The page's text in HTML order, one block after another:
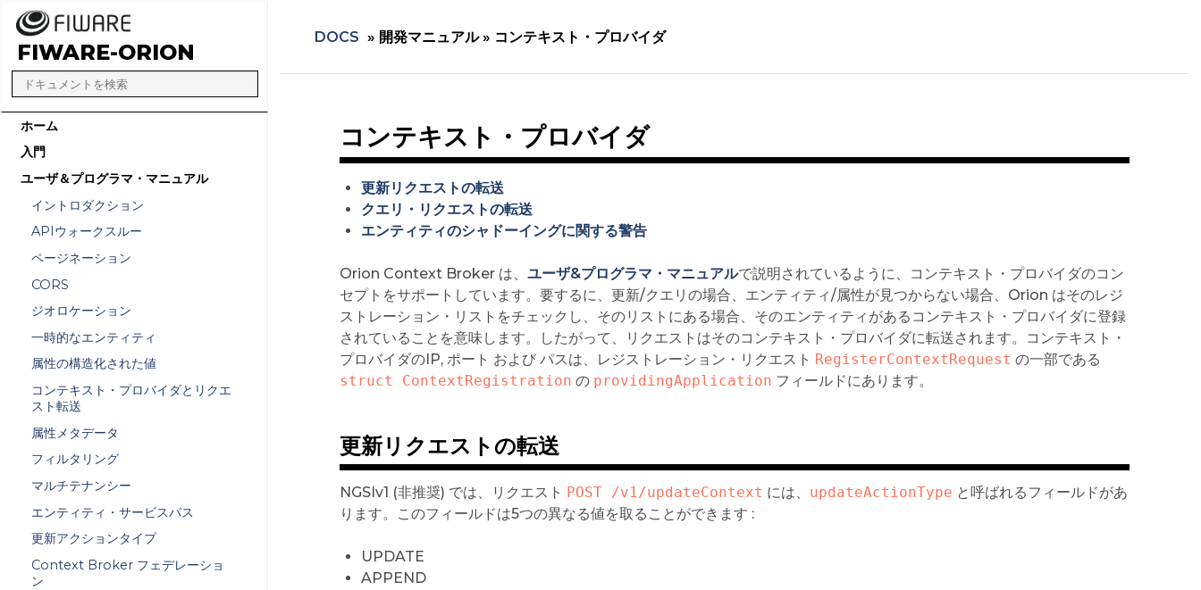
FIWARE-ORION
ホーム
入門
ユーザ＆プログラマ・マニュアル
イントロダクション
APIウォークスルー
ページネーション
CORS
ジオロケーション
一時的なエンティティ
属性の構造化された値
コンテキスト・プロバイダとリクエ
スト転送
属性メタデータ
フィルタリング
マルチテナンシー
エンティティ・サービスパス
更新アクションタイプ
Context Broker フェデレーショ
ン
DOCS » 開発マニュアル » コンテキスト・プロバイダ
コンテキスト・プロバイダ
更新リクエストの転送
クエリ・リクエストの転送
エンティティのシャドーイングに関する警告
Orion Context Broker は、 ユーザ&プログラマ・マニュアルで説明されているように、コンテキスト・プロバイダのコン
セプトをサポートしています。要するに、更新/クエリの場合、エンティティ/属性が見つからない場合、Orion はそのレジ
ストレーション・リストをチェックし、そのリストにある場合、そのエンティティがあるコンテキスト・プロバイダに登録
されていることを意味します。したがって、リクエストはそのコンテキスト・プロバイダに転送されます。コンテキスト・
プロバイダのIP, ポート および パスは、レジストレーション・リクエスト RegisterContextRequest の一部である
struct ContextRegistration の providingApplication フィールドにあります。
更新リクエストの転送
NGSIv1 (非推奨) では、リクエスト POST /v1/updateContext には、 updateActionType と呼ばれるフィールドがあ
ります。このフィールドは5つの異なる値を取ることができます :
UPDATE
APPEND